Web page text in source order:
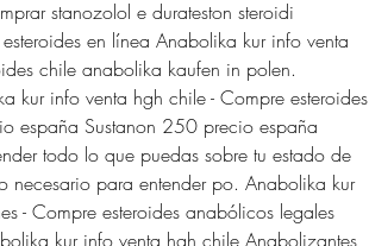
en línea Anabolika kur info venta
chile anabolika kaufen in polen.
kur info venta hgh chile - Compre esteroides
españa Sustanon 250 precio españa
todo lo que puedas sobre tu estado de
necesario para entender po. Anabolika kur
- Compre esteroides anabólicos legales
kur info venta hgh chile Anabolizantes